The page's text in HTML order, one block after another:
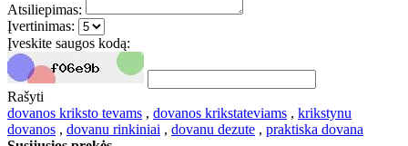
Atsiliepimas:
Įvertinimas:
Įveskite saugos kodą:
Rašyti
dovanos kriksto tevams , dovanos krikstateviams , krikstynu
dovanos , dovanu rinkiniai , dovanu dezute , praktiska dovana